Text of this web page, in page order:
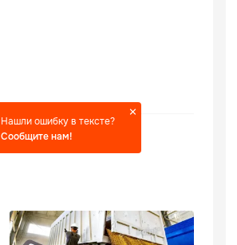
Нашли ошибку в тексте?
Сообщите нам!